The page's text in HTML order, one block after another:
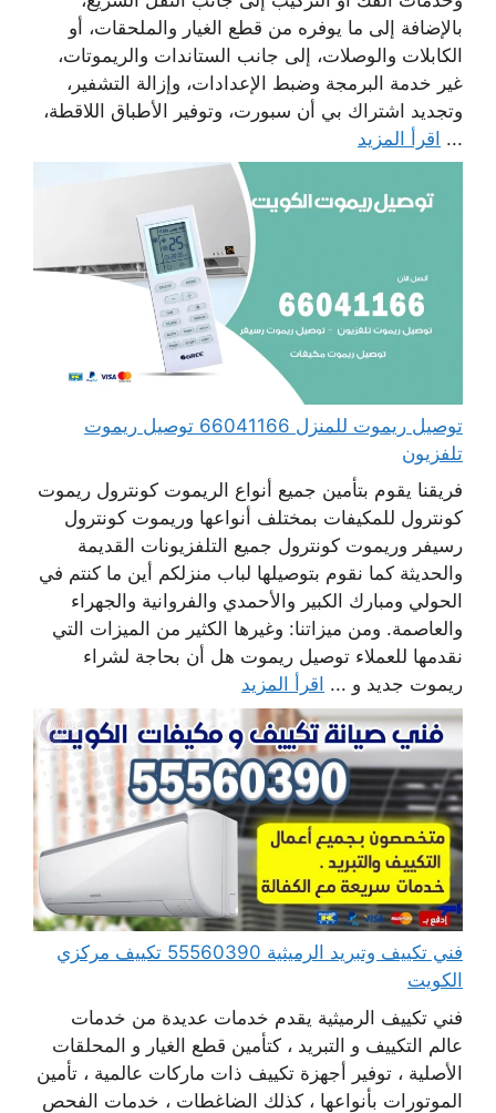
بالإضافة إلى ما يوفره من قطع الغيار والملحقات، أو
الكابلات والوصلات، إلى جانب الستاندات والريموتات،
غير خدمة البرمجة وضبط الإعدادات، وإزالة التشفير،
وتجديد اشتراك بي أن سبورت، وتوفير الأطباق اللاقطة،
... اقرأ المزيد
توصيل ريموت للمنزل 66041166 توصيل ريموت
تلفزيون
فريقنا يقوم بتأمين جميع أنواع الريموت كونترول ريموت
كونترول للمكيفات بمختلف أنواعها وريموت كونترول
رسيفر وريموت كونترول جميع التلفزيونات القديمة
والحديثة كما نقوم بتوصيلها لباب منزلكم أين ما كنتم في
الحولي ومبارك الكبير والأحمدي والفروانية والجهراء
والعاصمة. ومن ميزاتنا: وغيرها الكثير من الميزات التي
نقدمها للعملاء توصيل ريموت هل أن بحاجة لشراء
ريموت جديد و ... اقرأ المزيد
فني تكييف وتبريد الرميثية 55560390 تكييف مركزي
الكويت
فني تكييف الرميثية يقدم خدمات عديدة من خدمات
عالم التكييف و التبريد ، كتأمين قطع الغيار و المحلقات
الأصلية ، توفير أجهزة تكييف ذات ماركات عالمية ، تأمين
الموتورات بأنواعها ، كذلك الضاغطات ، خدمات الفحص